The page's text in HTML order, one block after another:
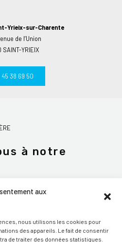
aux
nous utilisons les cookies pour
des appareils. Le fait de consentir
de traiter des données statistiques.
Yrieix-sur-Charente
de l’Union
SAINT-YRIEIX
45 38 69 50
à notre